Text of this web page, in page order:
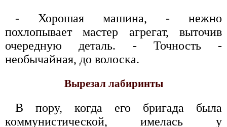
- Хорошая машина, - нежно
похлопывает мастер агрегат, выточив
очередную деталь. - Точность -
необычайная, до волоска.
Вырезал лабиринты
В пору, когда его бригада была
коммунистической, имелась у